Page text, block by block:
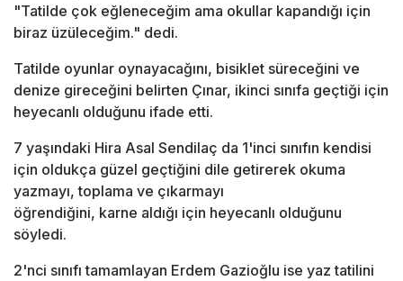
"Tatilde çok eğleneceğim ama okullar kapandığı için
biraz üzüleceğim." dedi.
Tatilde oyunlar oynayacağını, bisiklet süreceğini ve
denize gireceğini belirten Çınar, ikinci sınıfa geçtiği için
heyecanlı olduğunu ifade etti.
7 yaşındaki Hira Asal Sendilaç da 1'inci sınıfın kendisi
için oldukça güzel geçtiğini dile getirerek okuma
yazmayı, toplama ve çıkarmayı
öğrendiğini, karne aldığı için heyecanlı olduğunu
söyledi.
2'nci sınıfı tamamlayan Erdem Gazioğlu ise yaz tatilini